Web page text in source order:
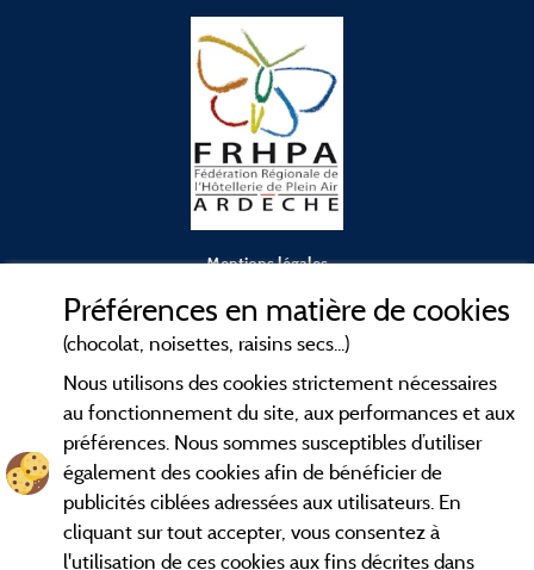
Mentions légales
Contact
CGV
Les meilleurscampings en Ardèche . Consultez les fiches de
nos adhérents et découvrez nos meilleures offres dans les
Préférences en matière de cookies
(chocolat, noisettes, raisins secs...)
Nous utilisons des cookies strictement nécessaires
au fonctionnement du site, aux performances et aux
préférences. Nous sommes susceptibles d’utiliser
également des cookies afin de bénéficier de
publicités ciblées adressées aux utilisateurs. En
cliquant sur tout accepter, vous consentez à
l'utilisation de ces cookies aux fins décrites dans